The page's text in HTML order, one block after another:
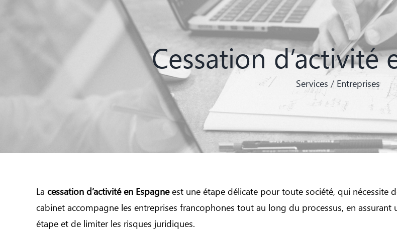
Cessation d’activité
Services / Entreprises
La cessation d’activité en Espagneest une étape délicate pour toute société, qui nécessite
cabinet accompagne les entreprises francophones tout au long du processus, en
étape et de limiter les risques juridiques.